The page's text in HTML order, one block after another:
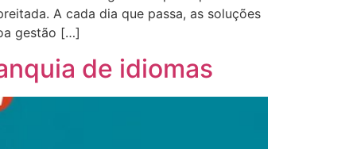
A cada dia que passa, as soluções
gestão […]
de idiomas